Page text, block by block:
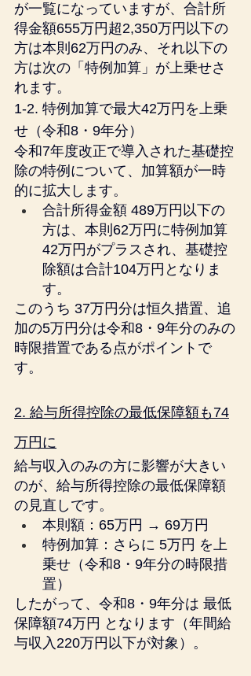
が一覧になっていますが、合計所
得金額655万円超2,350万円以下の
方は本則62万円のみ、それ以下の
方は次の「特例加算」が上乗せさ
れます。
1-2. 特例加算で最大42万円を上乗
せ（令和8・9年分）
令和7年度改正で導入された基礎控
除の特例について、加算額が一時
的に拡大します。
合計所得金額 489万円以下の
方は、本則62万円に特例加算
42万円がプラスされ、基礎控
除額は合計104万円となりま
す。
このうち 37万円分は恒久措置、追
加の5万円分は令和8・9年分のみの
時限措置である点がポイントで
す。
2. 給与所得控除の最低保障額も74
万円に
給与収入のみの方に影響が大きい
のが、給与所得控除の最低保障額
の見直しです。
本則額：65万円 → 69万円
特例加算：さらに 5万円 を上
乗せ（令和8・9年分の時限措
置）
したがって、令和8・9年分は 最低
保障額74万円 となります（年間給
与収入220万円以下が対象）。